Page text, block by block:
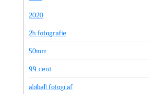
2020
2h fotografie
50mm
99 cent
abiball fotograf